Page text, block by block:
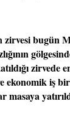
bugün
zirvede
ekonomik iş